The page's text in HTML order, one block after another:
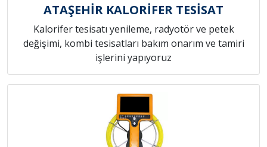
ATAŞEHİR KALORİFER TESİSAT
Kalorifer tesisatı yenileme, radyotör ve petek
değişimi, kombi tesisatları bakım onarım ve tamiri
işlerini yapıyoruz